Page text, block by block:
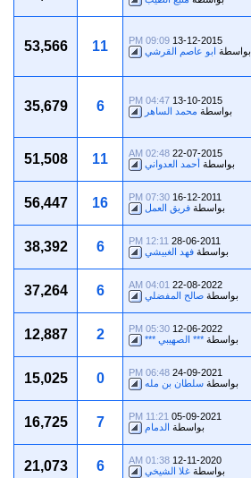
13-12-2015
09:09 PM
بواسطة ابو عاصم القرشي 11
53,566
13-10-2015
04:47 PM
بواسطة محمد الساهر 6
35,679
22-07-2015
02:48 AM
بواسطة أحمد العدواني 11
51,508
16-12-2011
07:30 PM
بواسطة فريق العمل 16
56,447
28-06-2011
12:11 PM
بواسطة فهد الغبيشي 6
38,392
22-08-2022
04:01 AM
بواسطة صالح المفضلي 6
37,264
12-06-2022
05:30 PM
بواسطة *** الصهيبي *** 2
12,887
24-09-2021
06:48 PM
بواسطة سلطان بن مله 0
15,025
05-09-2021
11:21 PM
بواسطة الدمام 7
16,725
12-11-2020
01:38 AM
بواسطة غلا الشيخي 6
21,073